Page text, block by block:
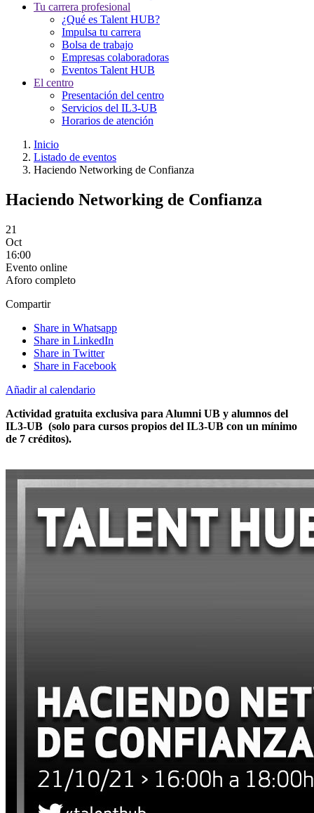
Tu carrera profesional
¿Qué es Talent HUB?
Impulsa tu carrera
Bolsa de trabajo
Empresas colaboradoras
Eventos Talent HUB
El centro
Presentación del centro
Servicios del IL3-UB
Horarios de atención
Inicio
Listado de eventos
Haciendo Networking de Confianza
Haciendo Networking de Confianza
21
Oct
16:00
Evento online
Aforo completo
Compartir
Share in Whatsapp
Share in LinkedIn
Share in Twitter
Share in Facebook
Añadir al calendario
Actividad gratuita exclusiva para Alumni UB y alumnos del
IL3-UB (solo para cursos propios del IL3-UB con un mínimo
de 7 créditos).